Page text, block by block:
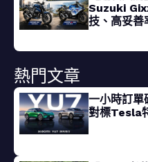
Suzuki
技、高妥善
熱門文章
一小時訂
對標Tesla